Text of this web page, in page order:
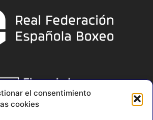
el consentimiento
cookies